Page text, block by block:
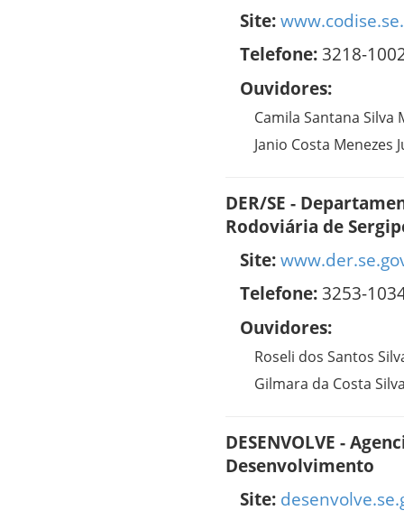
Site:
Telefone:3218-
Ouvidores:
Camila Santana Silva
Janio Costa Menezes
DER/SE -
Rodoviária de
Site:
Telefone:3253-
Ouvidores:
Roseli dos Santos
Gilmara da Costa
DESENVOLVE -
Desenvolvimento
Site: